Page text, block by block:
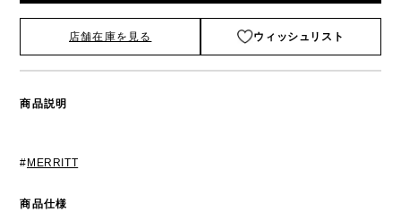
店舗在庫を見る ウィッシュリスト
商品説明
# MERRITT
商品仕様